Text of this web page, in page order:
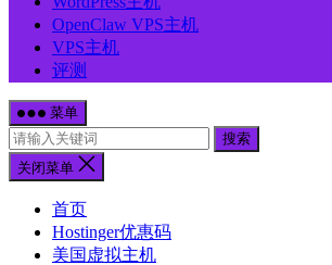
OpenClaw VPS主机
VPS主机
评测
菜单
搜索
关闭菜单
首页
Hostinger优惠码
美国虚拟主机